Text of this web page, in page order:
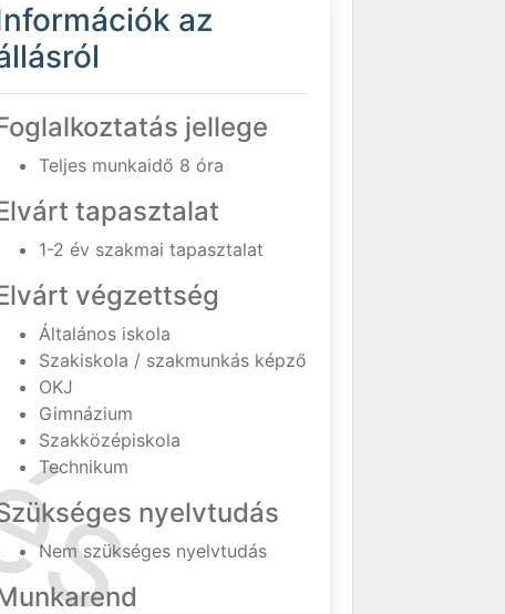
az
jellege
Teljes munkaidő 8 óra
tapasztalat
1-2 év szakmai tapasztalat
végzettség
Általános iskola
Szakiskola / szakmunkás képző
OKJ
Gimnázium
Szakközépiskola
Technikum
nyelvtudás
Nem szükséges nyelvtudás